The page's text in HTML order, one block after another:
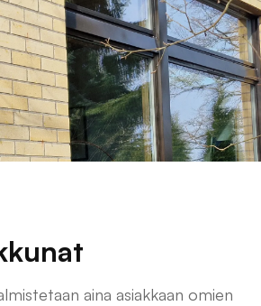
aina asiakkaan omien